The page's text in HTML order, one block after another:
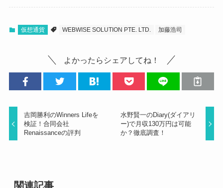
仮想通貨 WEBWISE SOLUTION PTE. LTD. 加藤浩司
よかったらシェアしてね！
吉岡勝利のWinners Lifeを
検証！合同会社
Renaissanceの評判
水野賢一のDiary(ダイアリ
ー)で月収130万円は可能
か？徹底調査！
関連記事